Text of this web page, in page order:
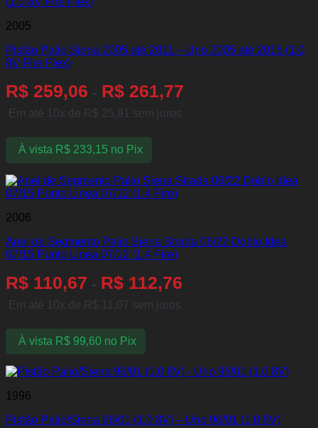
2005
Pistão Palio Siena 2005 até 2011 – Uno 2005 até 2015 (1.0
8V Fire Flex)
R$ 259,06 - R$ 261,77
Em até 10x de R$ 25,91 sem juros
À vista R$233,15 no Pix
2006
Anel de Segmento Palio Siena Strada 06/22 Doblo Idea
07/15 Punto Linea 07/12 (1.4 Fire)
R$ 110,67 - R$ 112,76
Em até 10x de R$ 11,07 sem juros
À vista R$99,60 no Pix
1996
Pistão Palio/Siena 96/01 (1.0 8V) – Uno 96/01 (1.0 8V)